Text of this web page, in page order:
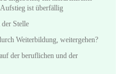
ist überfällig
der Stelle
Weiterbildung, weitergehen?
der beruflichen und der